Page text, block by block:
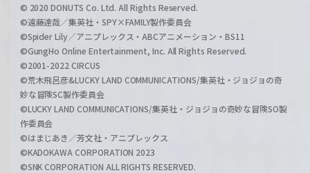
© 2020 DONUTS Co. Ltd. All Rights Reserved.
©遠藤達哉／集英社・SPY×FAMILY製作委員会
©Spider Lily／アニプレックス・ABCアニメーション・BS11
©GungHo Online Entertainment, Inc. All Rights Reserved.
©2001-2022 CIRCUS
©荒木飛呂彦&LUCKY LAND COMMUNICATIONS/集英社・ジョジョの奇
妙な冒険SC製作委員会
©LUCKY LAND COMMUNICATIONS/集英社・ジョジョの奇妙な冒険SO製
作委員会
©はまじあき／芳文社・アニプレックス
©KADOKAWA CORPORATION 2023
©SNK CORPORATION ALL RIGHTS RESERVED.